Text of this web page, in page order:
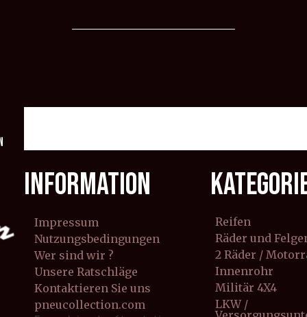
INFORMATION
Impressum
Nutzungsbedingungen
Wer sind wir ?
Unsere Ratschläge
Kontaktieren Sie uns
pneucollection.com
Reifen
Räder und
2 Räder /
Innenrohr
Militär 4X4
LKW /